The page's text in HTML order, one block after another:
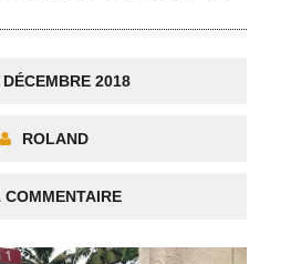
2018
ROLAND
COMMENTAIRE